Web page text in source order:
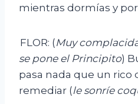
mientras dormías y
FLOR: (Muy
se pone el Principito)
pasa nada que un rico
remediar (le sonríe